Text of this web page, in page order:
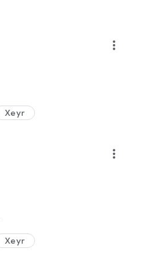
more_vert
Xeyr
more_vert
Xeyr